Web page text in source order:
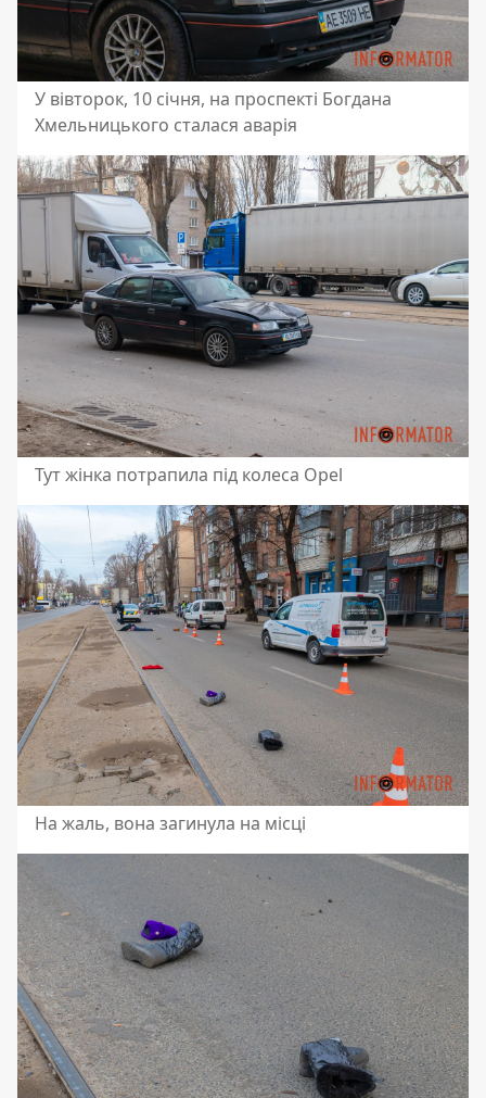
У вівторок, 10 січня, на проспекті Богдана
Хмельницького сталася аварія
Тут жінка потрапила під колеса Opel
На жаль, вона загинула на місці